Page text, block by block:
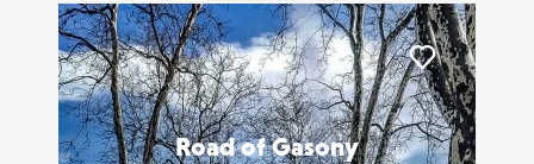
Road of Gasony
Liker